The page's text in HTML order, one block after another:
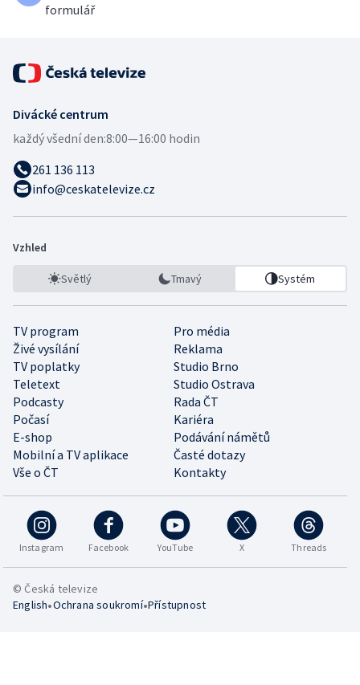
formulář
Divácké centrum
každý všední den:8:00—16:00 hodin
261 136 113
info@ceskatelevize.cz
Vzhled
Světlý Tmavý Systém
TV program
Pro média
Živé vysílání
Reklama
TV poplatky
Studio Brno
Teletext
Studio Ostrava
Podcasty
Rada ČT
Počasí
Kariéra
E-shop
Podávání námětů
Mobilní a TV aplikace
Časté dotazy
Vše o ČT
Kontakty
Instagram Facebook YouTube X Threads
© Česká televize
English•Ochrana soukromí•Přístupnost